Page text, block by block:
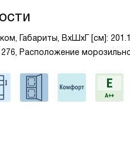
Габариты, ВxШxГ [см]:
Расположение